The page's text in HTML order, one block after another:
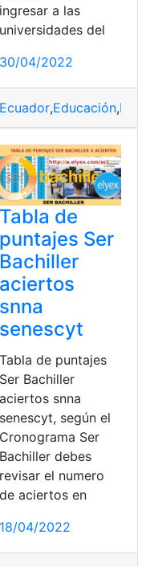
,SENESCYT
ingresar a las
universidades del
30/04/2022
Ecuador,Educación,
, ingresar,
Tabla de
puntajes Ser
Bachiller
aciertos
snna
senescyt
Tabla de puntajes
Ser Bachiller
aciertos snna
senescyt, según el
Cronograma Ser
Bachiller debes
revisar el numero
de aciertos en
18/04/2022